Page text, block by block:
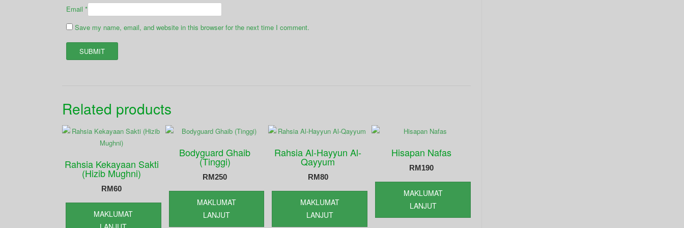
Email*
Save my name, email, and website in this browser for the next time I comment.
Related products
Rahsia Kekayaan Sakti
(Hizib Mughni)
RM60
MAKLUMAT
Bodyguard Ghaib
(Tinggi)
RM250
MAKLUMAT
LANJUT
Rahsia Al-Hayyun Al-
Qayyum
RM80
MAKLUMAT
LANJUT
Hisapan Nafas
RM190
MAKLUMAT
LANJUT